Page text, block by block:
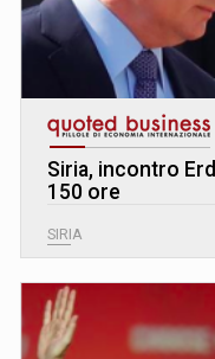
Siria, incontro
150 ore
SIRIA